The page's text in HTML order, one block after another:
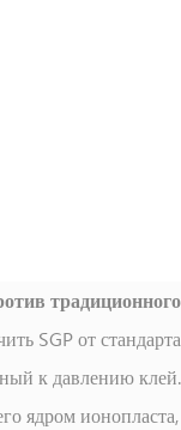
SGP от стандарта
к давлению
ядром